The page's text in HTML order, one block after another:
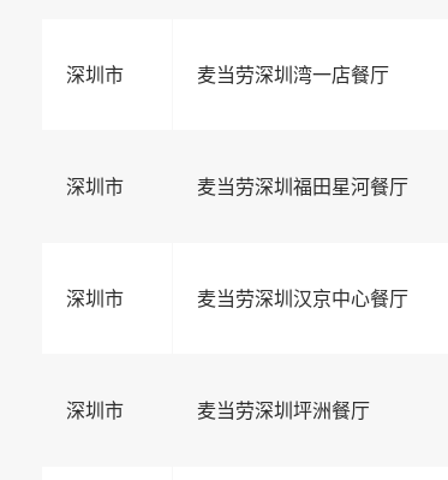
深圳市 麦当劳深圳湾一店餐厅
深圳市 麦当劳深圳福田星河餐厅
深圳市 麦当劳深圳汉京中心餐厅
深圳市 麦当劳深圳坪洲餐厅